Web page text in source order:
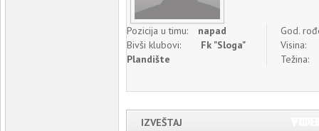
Pozicija u timu:
napad
Bivši klubovi:
Fk "Sloga"
Plandište
God.
Visina:
Težina:
IZVEŠTAJ